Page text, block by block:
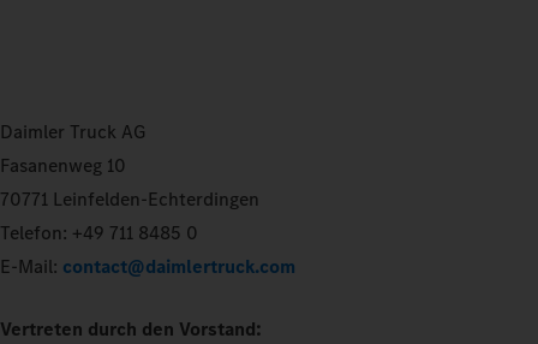
Daimler Truck AG
Fasanenweg 10
70771 Leinfelden-Echterdingen
Telefon: +49 711 8485 0
E-Mail: contact@daimlertruck.com
Vertreten durch den Vorstand: